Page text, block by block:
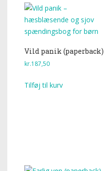
Vild panik (paperback)
kr.187,50
Tilføj til kurv